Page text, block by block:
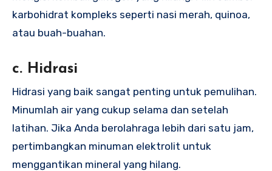
karbohidrat kompleks seperti nasi merah, quinoa,
atau buah-buahan.
c. Hidrasi
Hidrasi yang baik sangat penting untuk pemulihan.
Minumlah air yang cukup selama dan setelah
latihan. Jika Anda berolahraga lebih dari satu jam,
pertimbangkan minuman elektrolit untuk
menggantikan mineral yang hilang.